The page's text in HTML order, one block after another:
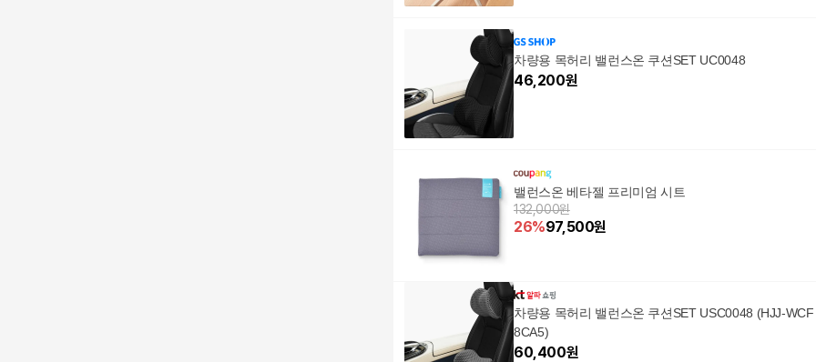
차량용 목허리 밸런스온 쿠션SET UC0048
46,200원
밸런스온 베타젤 프리미엄 시트
132,000원
26%97,500원
차량용 목허리 밸런스온 쿠션SET USC0048 (HJJ-WCF
8CA5)
60,400원